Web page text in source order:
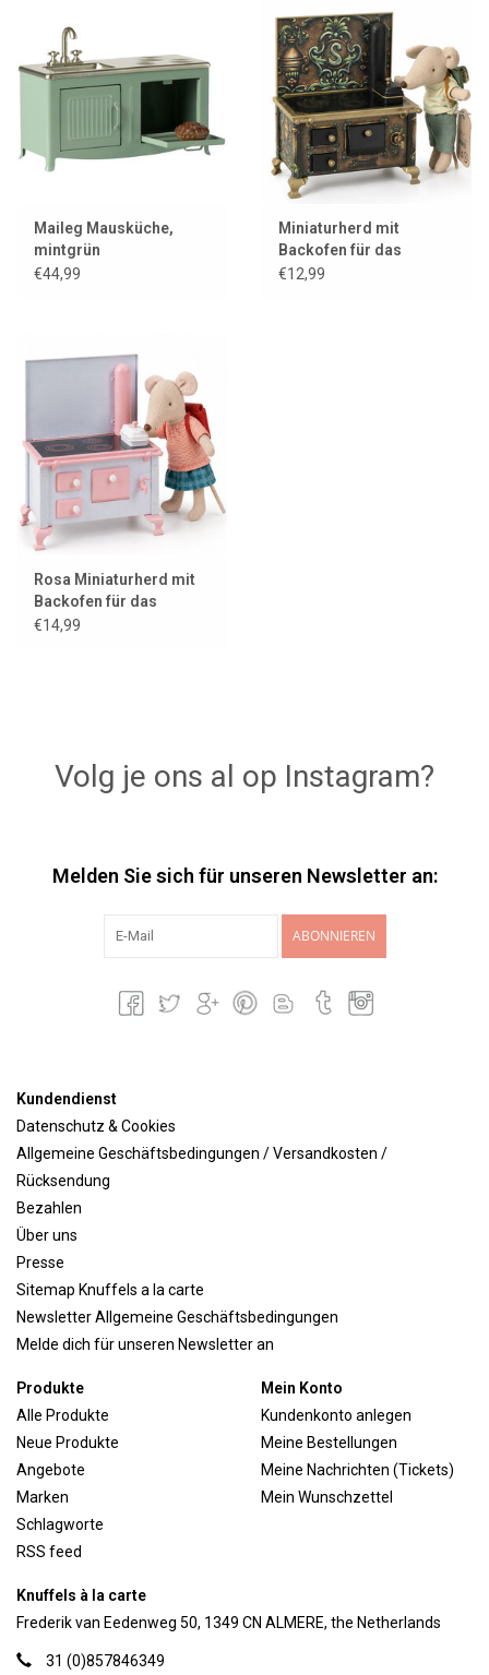
Maileg Mausküche,
mintgrün
€44,99
Miniaturherd mit
Backofen für das
Mäusehaus /
€12,99
Rosa Miniaturherd mit
Backofen für das
Mäusehaus /
€14,99
Volg je ons al op Instagram?
Melden Sie sich für unseren Newsletter an:
ABONNIEREN
Kundendienst
Datenschutz & Cookies
Allgemeine Geschäftsbedingungen / Versandkosten /
Rücksendung
Bezahlen
Über uns
Presse
Sitemap Knuffels a la carte
Newsletter Allgemeine Geschäftsbedingungen
Melde dich für unseren Newsletter an
Produkte
Alle Produkte
Neue Produkte
Angebote
Marken
Schlagworte
RSS feed
Mein Konto
Kundenkonto anlegen
Meine Bestellungen
Meine Nachrichten (Tickets)
Mein Wunschzettel
Knuffels à la carte
Frederik van Eedenweg 50, 1349 CN ALMERE, the Netherlands
31 (0)857846349